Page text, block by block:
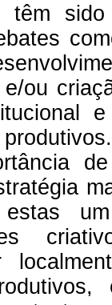
ou
estas